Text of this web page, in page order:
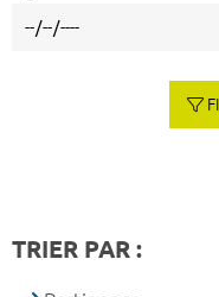
TRIER PAR :